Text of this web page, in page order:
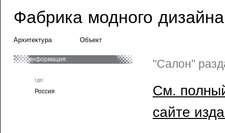
Фабрика модного дизайна
Архитектура Объект
информация:
где:
Россия
"Салон"
См.
сайте